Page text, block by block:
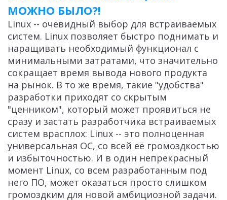
МОЖНО БЫЛО?!
Linux -- очевидный выбор для встраиваемых
систем. Linux позволяет быстро поднимать и
наращивать необходимый функционал с
минимальными затратами, что значительно
сокращает время вывода нового продукта
на рынок. В то же время, такие "удобства"
разработки приходят со скрытым
"ценником", который может проявиться не
сразу и застать разработчика встраиваемых
систем врасплох: Linux -- это полноценная
универсальная ОС, со всей её громоздкостью
и избыточностью. И в один непрекрасный
момент Linux, со всем разработанным под
него ПО, может оказаться просто слишком
громоздким для новой амбициозной задачи.